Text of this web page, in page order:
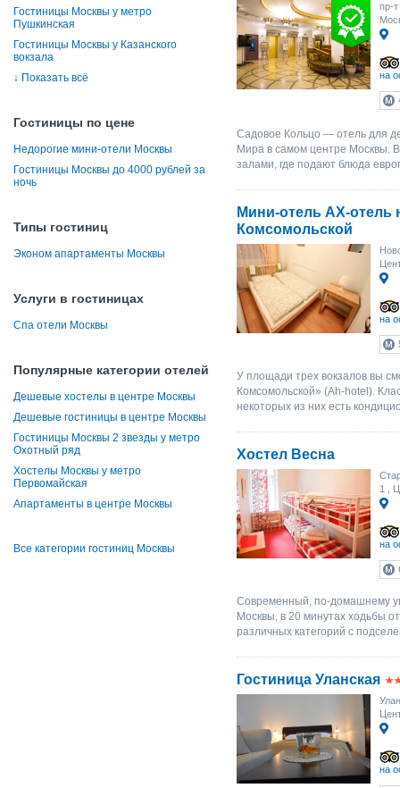
Гостиницы Москвы у метро
Пушкинская
Гостиницы Москвы у Казанского
вокзала
↓ Показать всё
Гостиницы по цене
Недорогие мини-отели Москвы
Гостиницы Москвы до 4000 рублей за
ночь
Типы гостиниц
Эконом апартаменты Москвы
Услуги в гостиницах
Спа отели Москвы
Популярные категории отелей
Дешевые хостелы в центре Москвы
Дешевые гостиницы в центре Москвы
Гостиницы Москвы 2 звезды у метро
Охотный ряд
Хостелы Москвы у метро
Первомайская
Апартаменты в центре Москвы
Все категории гостиниц Москвы
пр-
на
Садовое Кольцо — отель для
Мира в самом центре Москвы.
залами, где подают блюда
Мини-отель АХ-отель
Комсомольской
на
У площади трех вокзалов вы
Комсомольской» (Ah-hotel).
некоторых из них есть
Хостел Весна
1
,
на
Современный, по-домашнему
Москвы, в 20 минутах ходьбы
различных категорий с
Гостиница Уланская
на